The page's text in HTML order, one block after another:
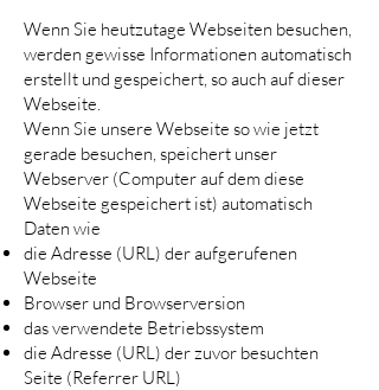
Wenn Sie heutzutage Webseiten besuchen,
werden gewisse Informationen automatisch
erstellt und gespeichert, so auch auf dieser
Webseite.
Wenn Sie unsere Webseite so wie jetzt
gerade besuchen, speichert unser
Webserver (Computer auf dem diese
Webseite gespeichert ist) automatisch
Daten wie
die Adresse (URL) der aufgerufenen
Webseite
Browser und Browserversion
das verwendete Betriebssystem
die Adresse (URL) der zuvor besuchten
Seite (Referrer URL)